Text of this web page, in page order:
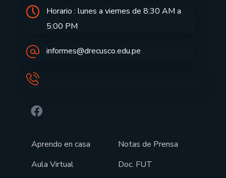
Horario : lunes a viernes de 8:30 AM a
5:00 PM
informes@drecusco.edu.pe
Aprendo en casa
Aula Virtual
Notas de Prensa
Doc. FUT